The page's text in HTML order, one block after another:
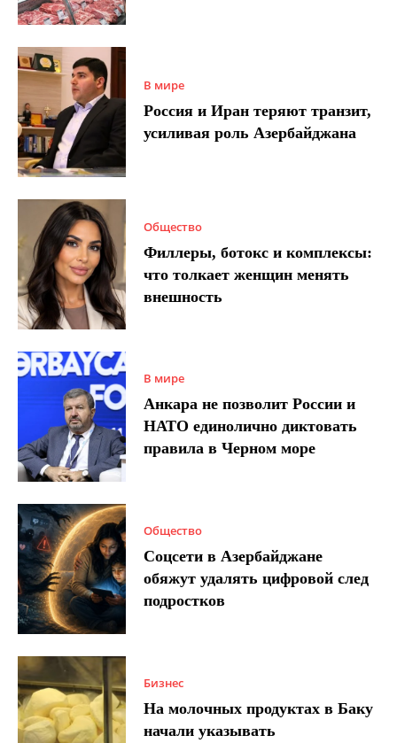
В мире
Россия и Иран теряют транзит,
усиливая роль Азербайджана
Общество
Филлеры, ботокс и комплексы:
что толкает женщин менять
внешность
В мире
Анкара не позволит России и
НАТО единолично диктовать
правила в Черном море
Общество
Соцсети в Азербайджане
обяжут удалять цифровой след
подростков
Бизнес
На молочных продуктах в Баку
начали указывать